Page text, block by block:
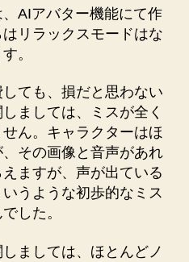
AIアバター機能にて作
リラックスモードはな
。
ても、損だと思わない
ましては、ミスが全く
ん。キャラクターはほ
その画像と音声があれ
ますが、声が出ている
うような初歩的なミス
した。
ましては、ほとんどノ